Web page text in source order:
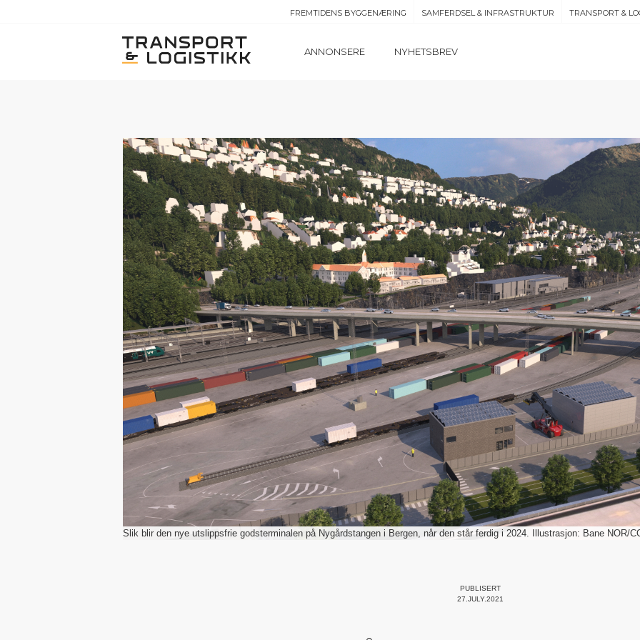
FREMTIDENS BYGGENÆRING SAMFERDSEL & INFRASTRUKTUR TRANSPORT &
ANNONSERE NYHETSBREV
Slik blir den nye utslippsfrie godsterminalen på Nygårdstangen i Bergen, når den står ferdig i 2024. Illustrasjon: Bane NOR/
PUBLISERT
27.JULY.2021